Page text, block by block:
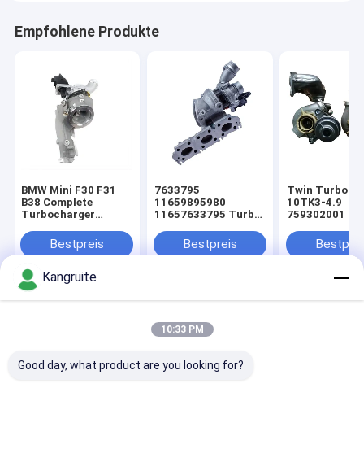
Empfohlene Produkte
BMW Mini F30 F31
B38 Complete
Turbocharger
11659895980
9895980
7638795
2800013004280
7633795
Bestpreis
7633795
11659895980
11657633795 Turbo
Turbocharger FOR
BMW 116i 118i 218i
Bestpreis
Twin Turbo
10TK3-4.9
759302001
4.9 759302101
49131-07326
Turbocharger
Startseite Über uns Kontakt
Desktop Site
Sitemap
Privacy Policy
Co.,Ltd.. All Rights Reserved.
Kangruite
10:33 PM
Good day, what product are you looking for?